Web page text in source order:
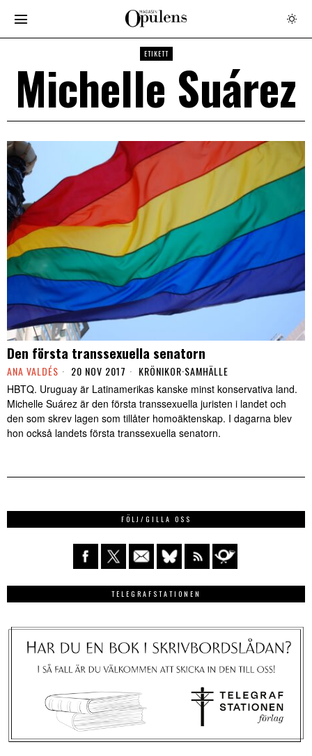
ETIKETT
Michelle Suárez
Den första transsexuella senatorn
ANA VALDÉS 20 NOV 2017 KRÖNIKOR·SAMHÄLLE
HBTQ. Uruguay är Latinamerikas kanske minst konservativa land.
Michelle Suárez är den första transsexuella juristen i landet och
den som skrev lagen som tillåter homoäktenskap. I dagarna blev
hon också landets första transsexuella senatorn.
FÖLJ/GILLA OSS
TELEGRAFSTATIONEN